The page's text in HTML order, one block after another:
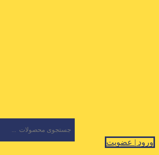
ورود | عضویت